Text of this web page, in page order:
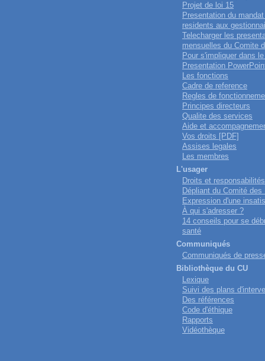
Projet de loi 15
Presentation du
residents aux
Telecharger les
mensuelles du Comite
Pour s'impliquer dans
Presentation
Les fonctions
Cadre de reference
Regles de
Principes directeurs
Qualite des services
Aide et
Vos droits [PDF]
Assises legales
Les membres
L'usager
Droits et responsabilités
Dépliant du Comité
Expression d'une
À qui s'adresser ?
14 conseils pour se
santé
Communiqués
Communiqués de
Bibliothèque du CU
Lexique
Suivi des plans
Des références
Code d'éthique
Rapports
Vidéothèque